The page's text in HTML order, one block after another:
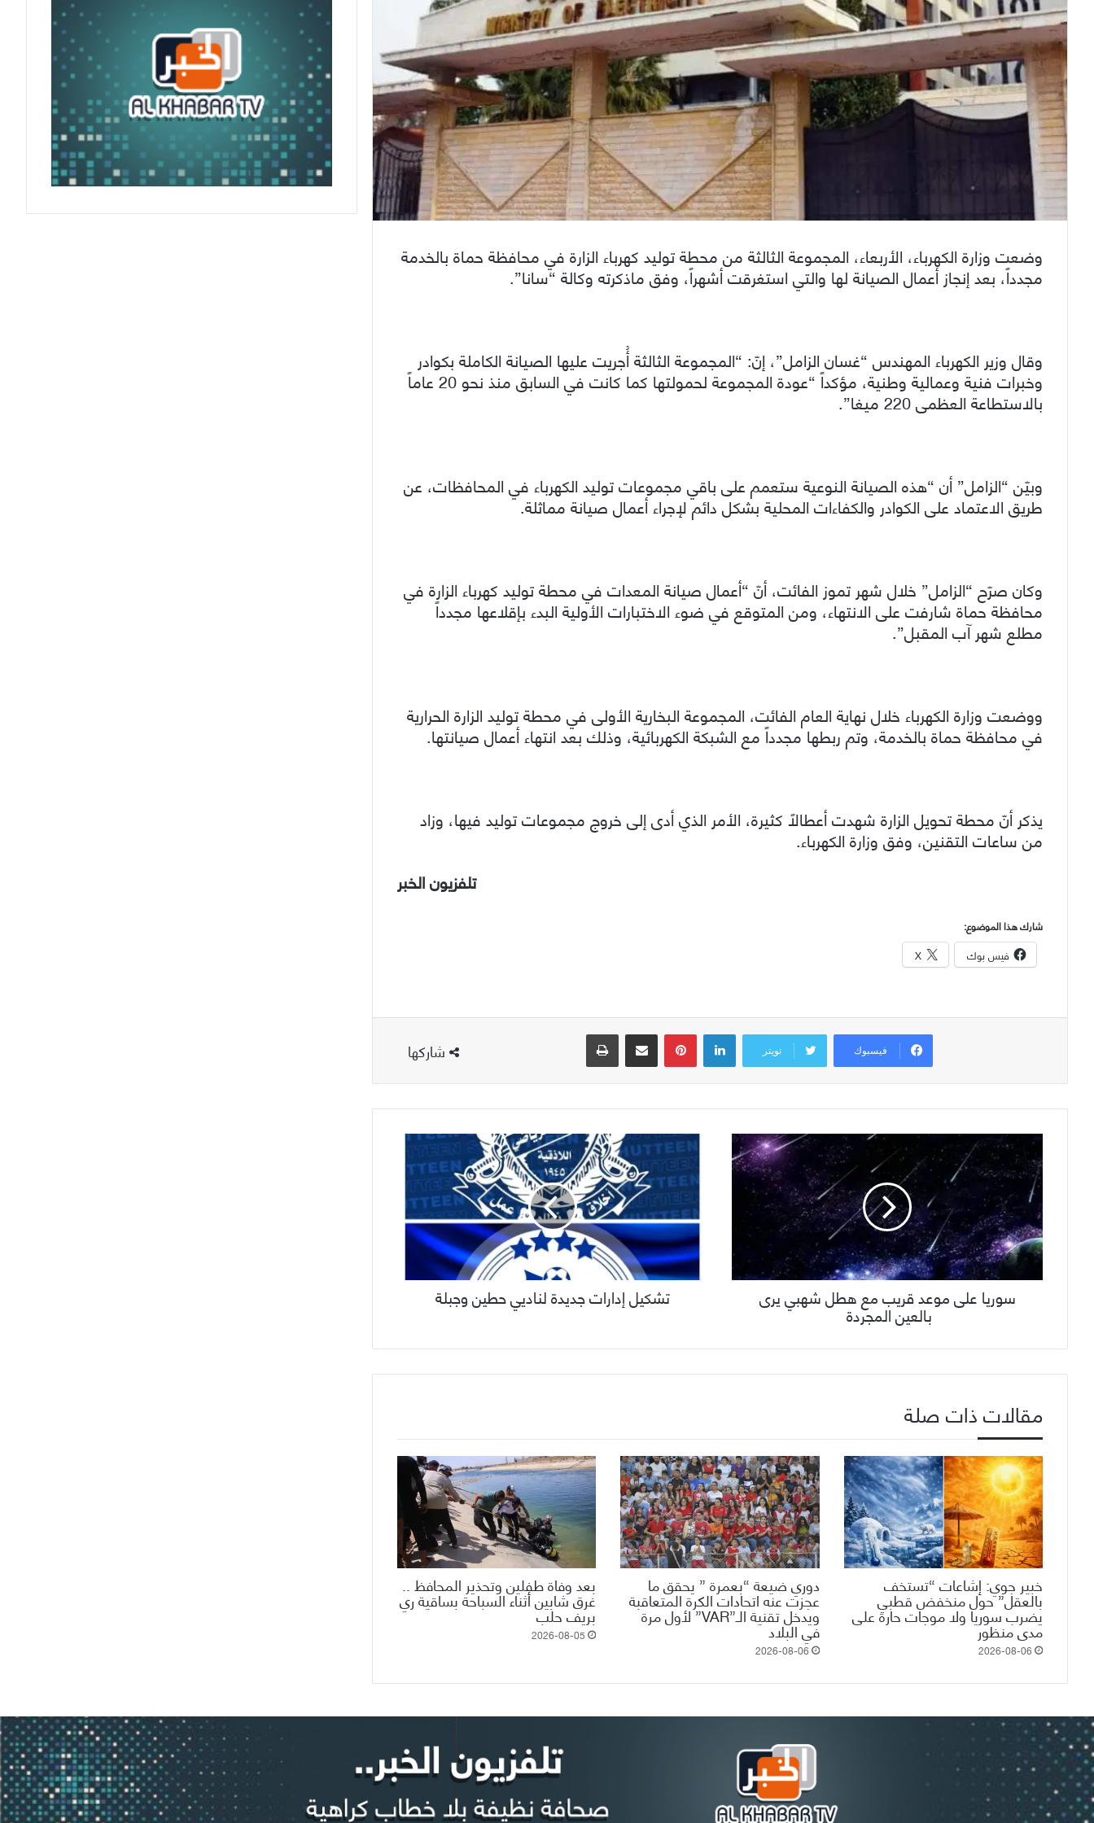
وضعت وزارة الكهرباء، الأربعاء، المجموعة الثالثة من محطة توليد كهرباء الزارة في محافظة حماة بالخدمة
مجدداً، بعد إنجاز أعمال الصيانة لها والتي استغرقت أشهراً، وفق ماذكرته وكالة “سانا”.
وقال وزير الكهرباء المهندس “غسان الزامل”، إنّ: “المجموعة الثالثة أُجريت عليها الصيانة الكاملة بكوادر
وخبرات فنية وعمالية وطنية، مؤكداً “عودة المجموعة لحمولتها كما كانت في السابق منذ نحو 20 عاماً
بالاستطاعة العظمى 220 ميغا”.
وبيّن “الزامل” أن “هذه الصيانة النوعية ستعمم على باقي مجموعات توليد الكهرباء في المحافظات، عن
طريق الاعتماد على الكوادر والكفاءات المحلية بشكل دائم لإجراء أعمال صيانة مماثلة.
وكان صرّح “الزامل” خلال شهر تموز الفائت، أنّ “أعمال صيانة المعدات في محطة توليد كهرباء الزارة في
محافظة حماة شارفت على الانتهاء، ومن المتوقع في ضوء الاختبارات الأولية البدء بإقلاعها مجدداً
مطلع شهر آب المقبل”.
ووضعت وزارة الكهرباء خلال نهاية العام الفائت، المجموعة البخارية الأولى في محطة توليد الزارة الحرارية
في محافظة حماة بالخدمة، وتم ربطها مجدداً مع الشبكة الكهربائية، وذلك بعد انتهاء أعمال صيانتها.
يذكر أنّ محطة تحويل الزارة شهدت أعطالاً كثيرة، الأمر الذي أدى إلى خروج مجموعات توليد فيها، وزاد
من ساعات التقنين، وفق وزارة الكهرباء.
تلفزيون الخبر
شارك هذا الموضوع:
فيس بوك X
شاركها فيسبوك تويتر
لينكدإن بينتيريست مشاركة عبر البريد طباعة
سوريا على موعد قريب مع هطل شهبي يرى
بالعين المجردة
تشكيل إدارات جديدة لناديي حطين وجبلة
مقالات ذات صلة
خبير جوي: إشاعات “تستخف
بالعقل” حول منخفض قطبي
يضرب سوريا ولا موجات حارة على
مدى منظور
2026-08-06
دوري ضيعة “بعمرة ” يحقق ما
عجزت عنه اتحادات الكرة المتعاقبة
ويدخل تقنية الـ”VAR” لأول مرة
في البلاد
2026-08-06
بعد وفاة طفلين وتحذير المحافظ ..
غرق شابين أثناء السباحة بساقية ري
بريف حلب
2026-08-05